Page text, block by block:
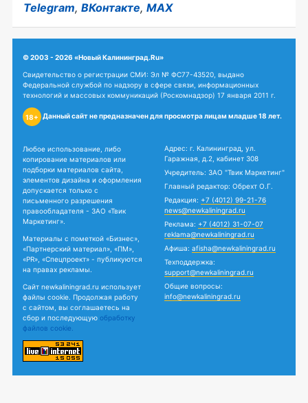
Telegram, ВКонтакте, MAX
© 2003 - 2026 «Новый Калининград.Ru»
Свидетельство о регистрации СМИ: Эл № ФС77-43520, выдано
Федеральной службой по надзору в сфере связи, информационных
технологий и массовых коммуникаций (Роскомнадзор) 17 января 2011 г.
18+ Данный сайт не предназначен для просмотра лицам младше 18 лет.
Любое использование, либо
копирование материалов или
подборки материалов сайта,
элементов дизайна и оформления
допускается только с
письменного разрешения
правообладателя - ЗАО «Твик
Маркетинг».
Материалы с пометкой «Бизнес»,
«Партнерский материал», «ПМ»,
«PR», «Спецпроект» - публикуются
на правах рекламы.
Сайт newkaliningrad.ru использует
файлы cookie. Продолжая работу
с сайтом, вы соглашаетесь на
сбор и последующую обработку
файлов cookie.
Адрес: г. Калининград, ул.
Гаражная, д.2, кабинет 308
Учредитель: ЗАО "Твик Маркетинг"
Главный редактор: Обрехт О.Г.
Редакция: +7 (4012) 99-21-76
news@newkaliningrad.ru
Реклама: +7 (4012) 31-07-07
reklama@newkaliningrad.ru
Афиша: afisha@newkaliningrad.ru
Техподдержка:
support@newkaliningrad.ru
Общие вопросы:
info@newkaliningrad.ru